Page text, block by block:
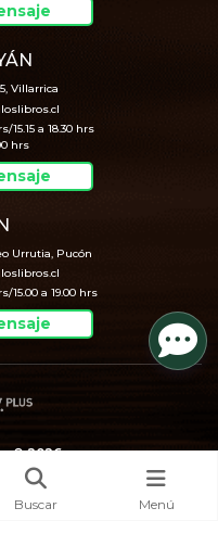
Villarrica
15.15 a 18.30 hrs
hrs
Urrutia, Pucón
15.00 a 19.00 hrs
© 2026
Bsale
Buscar Menú